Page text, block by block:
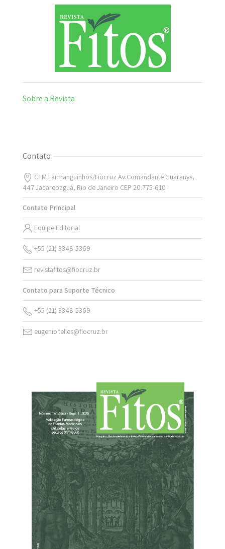
Sobre a Revista
Contato
CTM Farmanguinhos/Fiocruz Av.Comandante Guaranys,
447 Jacarepaguá, Rio de Janeiro CEP 20.775-610
Contato Principal
Equipe Editorial
+55 (21) 3348-5369
revistafitos@fiocruz.br
Contato para Suporte Técnico
+55 (21) 3348-5369
eugenio.telles@fiocruz.br